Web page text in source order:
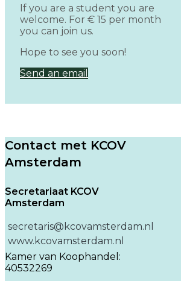
If you are a student you are
welcome. For € 15 per month
you can join us.
Hope to see you soon!
Send an email
Contact met KCOV
Amsterdam
Secretariaat KCOV
Amsterdam
secretaris@kcovamsterdam.nl
www.kcovamsterdam.nl
Kamer van Koophandel:
40532269